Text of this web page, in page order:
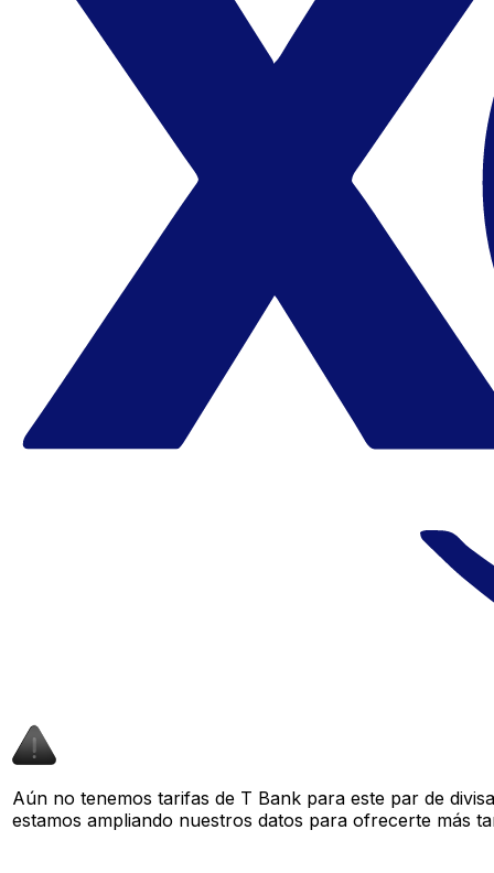
Aún no tenemos tarifas de T Bank para este par de
estamos ampliando nuestros datos para ofrecerte más